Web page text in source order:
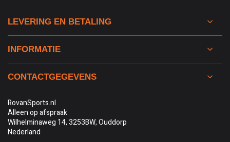
LEVERING EN BETALING
INFORMATIE
CONTACTGEGEVENS
RovanSports.nl
Alleen op afspraak
Wilhelminaweg 14, 3253BW, Ouddorp
Nederland